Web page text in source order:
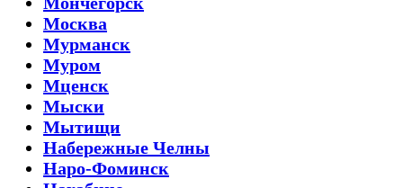
Москва
Мурманск
Муром
Мценск
Мыски
Мытищи
Набережные Челны
Наро-Фоминск